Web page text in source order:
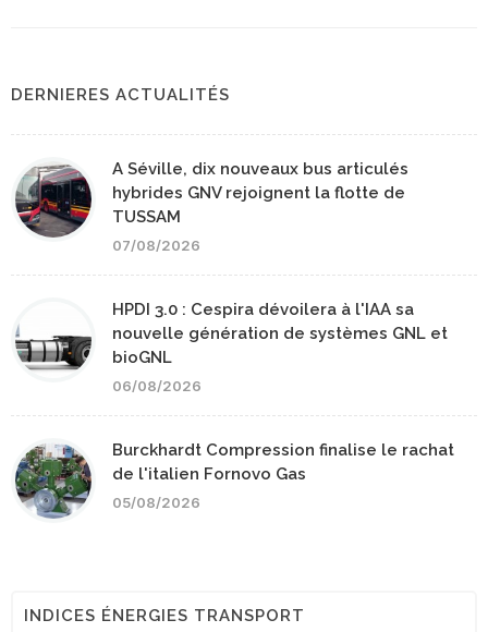
DERNIERES ACTUALITÉS
A Séville, dix nouveaux bus articulés
hybrides GNV rejoignent la flotte de
TUSSAM
07/08/2026
HPDI 3.0 : Cespira dévoilera à l'IAA sa
nouvelle génération de systèmes GNL et
bioGNL
06/08/2026
Burckhardt Compression finalise le rachat
de l'italien Fornovo Gas
05/08/2026
INDICES ÉNERGIES TRANSPORT